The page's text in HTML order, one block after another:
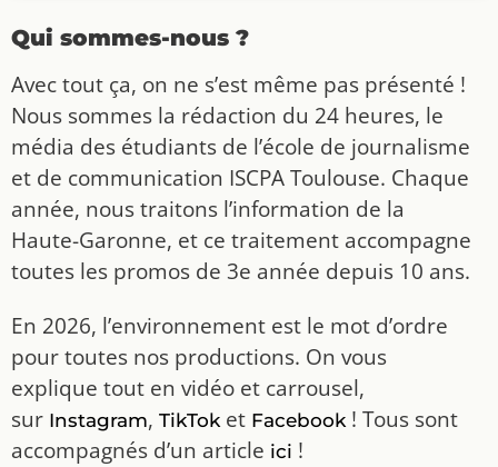
Qui sommes-nous ?
Avec tout ça, on ne s’est même pas présenté !
Nous sommes la rédaction du 24 heures, le
média des étudiants de l’école de journalisme
et de communication ISCPA Toulouse. Chaque
année, nous traitons l’information de la
Haute-Garonne, et ce traitement accompagne
toutes les promos de 3e année depuis 10 ans.
En 2026, l’environnement est le mot d’ordre
pour toutes nos productions. On vous
explique tout en vidéo et carrousel,
sur Instagram, TikToket Facebook! Tous sont
accompagnés d’un article ici !